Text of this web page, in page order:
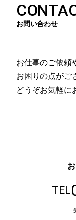
お問い合わせ
お仕事のご依頼
お困りの点がご
どうぞお気軽に
TEL